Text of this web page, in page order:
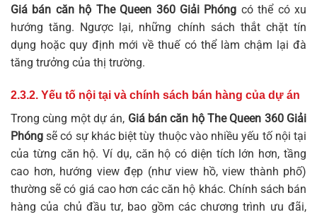
Giá bán căn hộ The Queen 360 Giải Phóng có thể có xu
hướng tăng. Ngược lại, những chính sách thắt chặt tín
dụng hoặc quy định mới về thuế có thể làm chậm lại đà
tăng trưởng của thị trường.
2.3.2. Yếu tố nội tại và chính sách bán hàng của dự án
Trong cùng một dự án, Giá bán căn hộ The Queen 360 Giải
Phóng sẽ có sự khác biệt tùy thuộc vào nhiều yếu tố nội tại
của từng căn hộ. Ví dụ, căn hộ có diện tích lớn hơn, tầng
cao hơn, hướng view đẹp (như view hồ, view thành phố)
thường sẽ có giá cao hơn các căn hộ khác. Chính sách bán
hàng của chủ đầu tư, bao gồm các chương trình ưu đãi,